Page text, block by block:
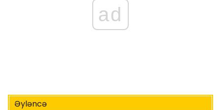
ad
Əyləncə